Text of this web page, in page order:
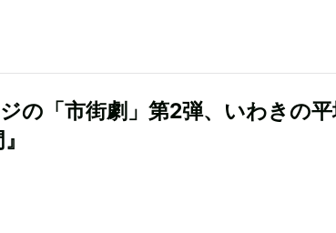
の「市街劇」第2弾、いわきの